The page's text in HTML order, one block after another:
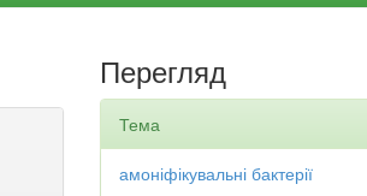
Перегляд
Тема
амоніфікувальні бактерії